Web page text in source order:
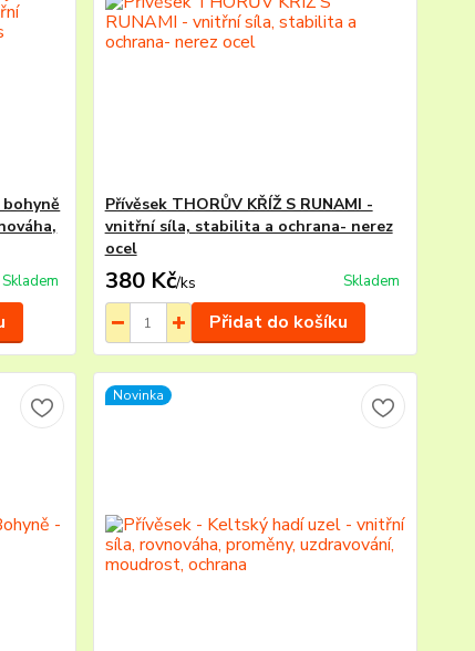
Skladem
Přívěsek THORŮV KŘÍŽ S RUNAMI -
vnitřní síla, stabilita a ochrana- nerez
ocel
380 Kč/ks Skladem
Přidat do košíku
Novinka